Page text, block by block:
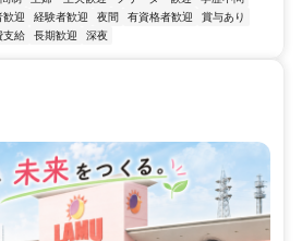
歓迎 経験者歓迎 夜間 有資格者歓迎
賞与あり
支給 長期歓迎 深夜